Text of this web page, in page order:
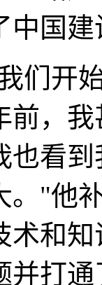
中国
们开
前，
也看
。"他
术和
并打